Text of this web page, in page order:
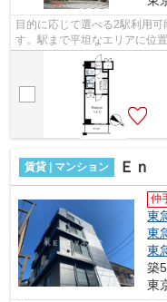
目的に応じて選べる2駅利用
す。駅まで平坦なエリアに位
ね。こちらは初期費用をカー
賃貸 | マンション Ｅｎ Ｃ
仲
東
東
東
築
東